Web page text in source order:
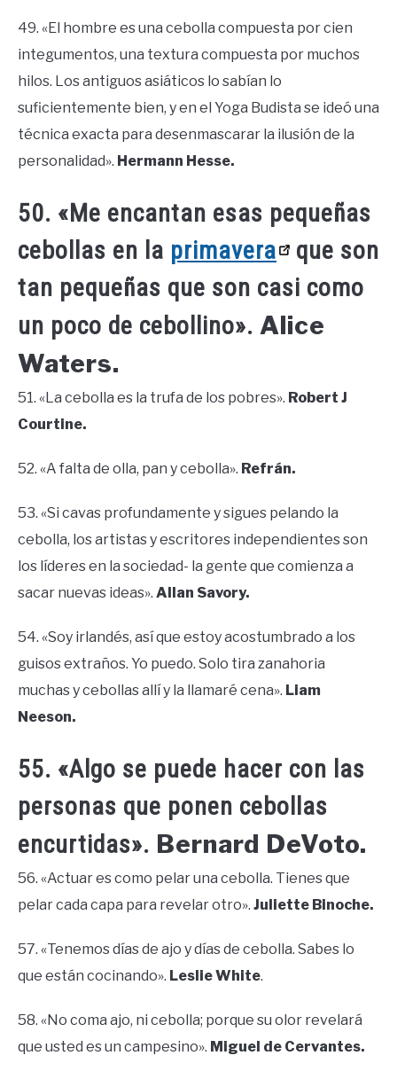
49. «El hombre es una cebolla compuesta por cien
integumentos, una textura compuesta por muchos
hilos. Los antiguos asiáticos lo sabían lo
suficientemente bien, y en el Yoga Budista se ideó una
técnica exacta para desenmascarar la ilusión de la
personalidad». Hermann Hesse.
50. «Me encantan esas pequeñas
cebollas en la primavera
que son
tan pequeñas que son casi como
un poco de cebollino». Alice
Waters.
51. «La cebolla es la trufa de los pobres». Robert J
Courtine.
52. «A falta de olla, pan y cebolla». Refrán.
53. «Si cavas profundamente y sigues pelando la
cebolla, los artistas y escritores independientes son
los líderes en la sociedad- la gente que comienza a
sacar nuevas ideas». Allan Savory.
54. «Soy irlandés, así que estoy acostumbrado a los
guisos extraños. Yo puedo. Solo tira zanahoria
muchas y cebollas allí y la llamaré cena». Liam
Neeson.
55. «Algo se puede hacer con las
personas que ponen cebollas
encurtidas». Bernard DeVoto.
56. «Actuar es como pelar una cebolla. Tienes que
pelar cada capa para revelar otro». Juliette Binoche.
57. «Tenemos días de ajo y días de cebolla. Sabes lo
que están cocinando». Leslie White.
58. «No coma ajo, ni cebolla; porque su olor revelará
que usted es un campesino». Miguel de Cervantes.